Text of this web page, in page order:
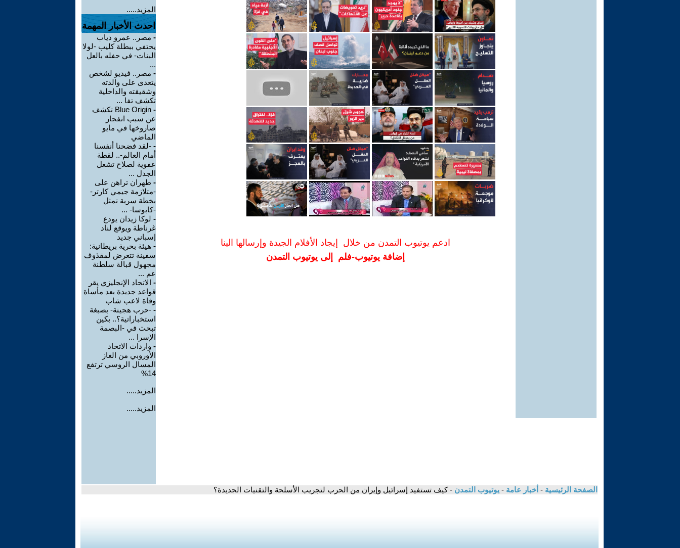
ادعم يوتيوب التمدن من خلال إيجاد الأفلام الجيدة وإرسالها الينا
إضافة يوتيوب-فلم إلى يوتيوب التمدن
المزيد.....
احدث الأخبار المهمة
- مصر.. عمرو دياب
يحتفي ببطلة كليب -لولا
البنات- في حفله بالعل
...
- مصر.. فيديو لشخص
يتعدى على والدته
وشقيقته والداخلية
تكشف تفا ...
-
Blue Origin تكشف
عن سبب انفجار
صاروخها في مايو
الماضي
- -لقد فضحنا أنفسنا
أمام العالم-.. لقطة
عفوية لصلاح تشعل
الجدل ...
- طهران تراهن على
-متلازمة جيمي كارتر-
بخطة سرية تمثل
-كابوسا- ...
- لوكا زيدان يودع
غرناطة ويوقع لناد
إسباني جديد
- هيئة بحرية بريطانية:
سفينة تتعرض لمقذوف
مجهول قبالة سلطنة
عم ...
- الاتحاد الإنجليزي يقر
قواعد جديدة بعد مأساة
وفاة لاعب شاب
- -حرب هجينة- بصبغة
استخباراتية؟.. بكين
تبحث في -البصمة
الإسرا ...
- واردات الاتحاد
الأوروبي من الغاز
المسال الروسي ترتفع
14%
المزيد.....
المزيد.....
الصفحة الرئيسية - أخبار عامة - يوتيوب التمدن - كيف تستفيد إسرائيل وإيران من الحرب لتجريب الأسلحة والتقنيات الجديدة؟